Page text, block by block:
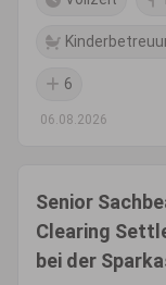
6
06.08.2026
Senior
Clearing
bei der